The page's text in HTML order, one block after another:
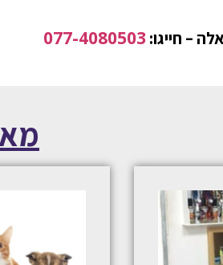
– חייגו:077-4080503